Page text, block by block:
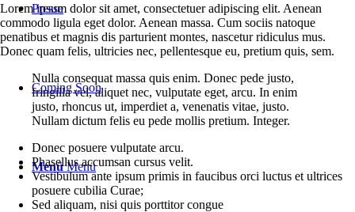
Presse
Coming Soon
Menü Menü
Lorem ipsum dolor sit amet, consectetuer adipiscing elit. Aenean
commodo ligula eget dolor. Aenean massa. Cum sociis natoque
penatibus et magnis dis parturient montes, nascetur ridiculus mus.
Donec quam felis, ultricies nec, pellentesque eu, pretium quis, sem.
Nulla consequat massa quis enim. Donec pede justo,
fringilla vel, aliquet nec, vulputate eget, arcu. In enim
justo, rhoncus ut, imperdiet a, venenatis vitae, justo.
Nullam dictum felis eu pede mollis pretium. Integer.
Donec posuere vulputate arcu.
Phasellus accumsan cursus velit.
Vestibulum ante ipsum primis in faucibus orci luctus et ultrices
posuere cubilia Curae;
Sed aliquam, nisi quis porttitor congue